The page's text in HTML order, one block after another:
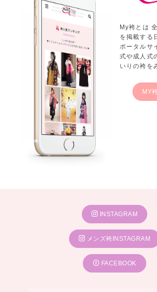
My袴とは
を掲載する
ポータルサ
式や成人式
いりの袴を
MY
INSTAGRAM
メンズ袴INSTAGRAM
FACEBOOK